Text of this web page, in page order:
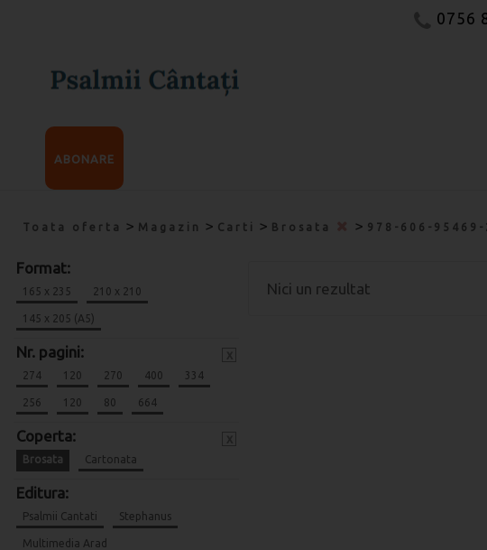
0756
ABONARE
Toata oferta > Magazin > Carti > Brosata > 978-606-
Format:
165 x 235 210 x 210
145 x 205 (A5)
Nr. pagini:
274 120 270 400 334
256 120 80 664
Coperta:
Brosata Cartonata
Editura:
Psalmii Cantati Stephanus
Multimedia Arad
Nici un rezultat